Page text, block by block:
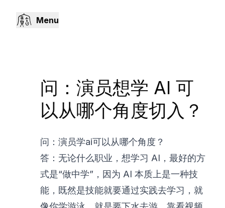
Menu
问：演员想学 AI 可
以从哪个角度切入？
问：演员学ai可以从哪个角度？
答：无论什么职业，想学习 AI，最好的方
式是“做中学”，因为 AI 本质上是一种技
能，既然是技能就要通过实践去学习，就